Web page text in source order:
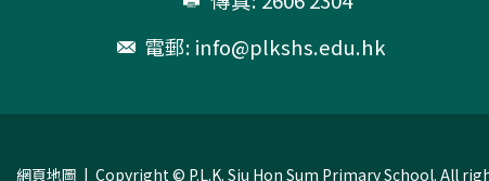
電郵: info@plkshs.edu.hk
網頁地圖 | Copyright © P.L.K. Siu Hon Sum Primary School. All